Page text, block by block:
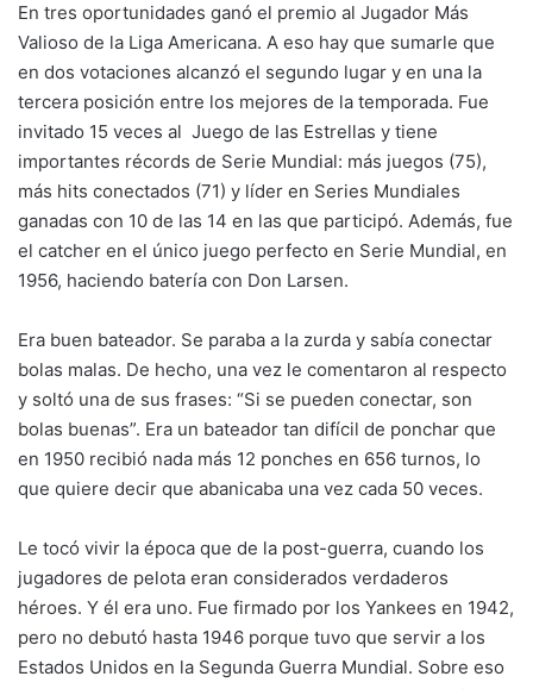
En tres oportunidades ganó el premio al Jugador Más
Valioso de la Liga Americana. A eso hay que sumarle que
en dos votaciones alcanzó el segundo lugar y en una la
tercera posición entre los mejores de la temporada. Fue
invitado 15 veces al Juego de las Estrellas y tiene
importantes récords de Serie Mundial: más juegos (75),
más hits conectados (71) y líder en Series Mundiales
ganadas con 10 de las 14 en las que participó. Además, fue
el catcher en el único juego perfecto en Serie Mundial, en
1956, haciendo batería con Don Larsen.
Era buen bateador. Se paraba a la zurda y sabía conectar
bolas malas. De hecho, una vez le comentaron al respecto
y soltó una de sus frases: “Si se pueden conectar, son
bolas buenas”. Era un bateador tan difícil de ponchar que
en 1950 recibió nada más 12 ponches en 656 turnos, lo
que quiere decir que abanicaba una vez cada 50 veces.
Le tocó vivir la época que de la post-guerra, cuando los
jugadores de pelota eran considerados verdaderos
héroes. Y él era uno. Fue firmado por los Yankees en 1942,
pero no debutó hasta 1946 porque tuvo que servir a los
Estados Unidos en la Segunda Guerra Mundial. Sobre eso